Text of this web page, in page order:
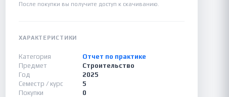
После покупки вы получите доступ к скачиванию.
ХАРАКТЕРИСТИКИ
Категория
Отчет по практике
Предмет
Строительство
Год
2025
Семестр / курс
5
Покупки
0